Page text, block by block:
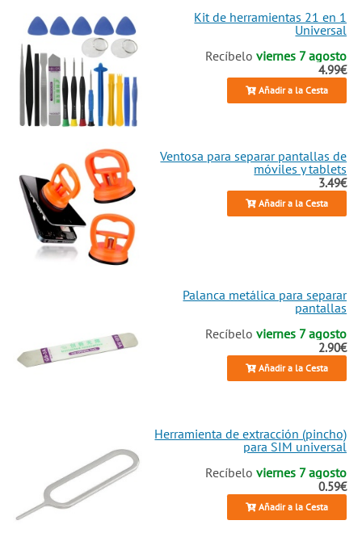
Kit de herramientas 21 en 1
Universal
Recíbeloviernes 7 agosto
4.99€
Añadir a la Cesta
Ventosa para separar pantallas de
móviles y tablets
3.49€
Añadir a la Cesta
Palanca metálica para separar
pantallas
Recíbeloviernes 7 agosto
2.90€
Añadir a la Cesta
Herramienta de extracción (pincho)
para SIM universal
Recíbeloviernes 7 agosto
0.59€
Añadir a la Cesta